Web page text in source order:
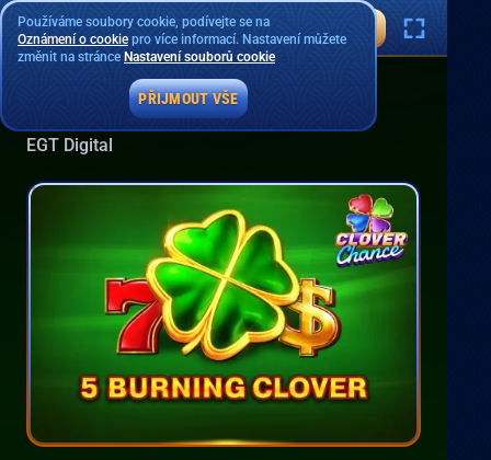
5 Burning Clover
EGT Digital
Používáme soubory cookie, podívejte se na
Oznámení o cookiepro více informací. Nastavení můžete
změnit na stránce Nastavení souborů cookie
PŘIJMOUT VŠE